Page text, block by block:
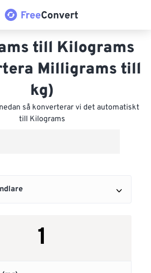
till Kilograms
Milligrams till
kg)
så konverterar vi det automatiskt
till Kilograms